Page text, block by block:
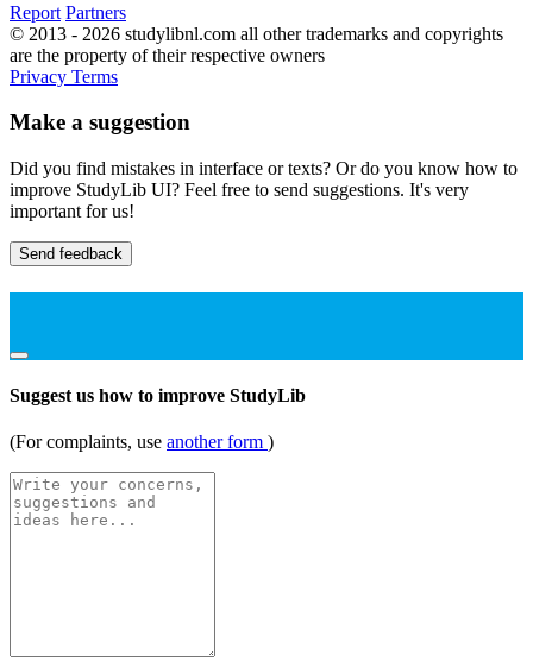
Report Partners
© 2013 - 2026 studylibnl.com all other trademarks and copyrights
are the property of their respective owners
Privacy Terms
Make a suggestion
Did you find mistakes in interface or texts? Or do you know how to
improve StudyLib UI? Feel free to send suggestions. It's very
important for us!
Send feedback
Suggest us how to improve StudyLib
(For complaints, use another form )